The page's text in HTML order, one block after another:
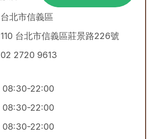
台北市信義區
110 台北市信義區莊景路226號
02 2720 9613
08:30-22:00
08:30-22:00
08:30-22:00